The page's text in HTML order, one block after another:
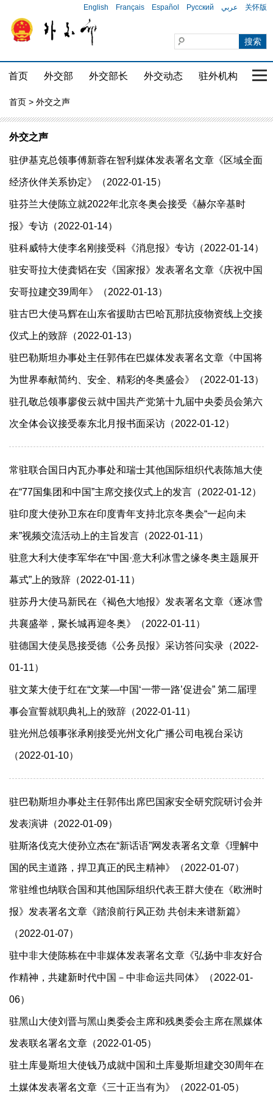
English Français Español Русский عربي 关怀版
首页 外交部 外交部长 外交动态 驻外机构 国
首页 > 外交之声
外交之声
驻伊基克总领事傅新蓉在智利媒体发表署名文章《区域全面
经济伙伴关系协定》（2022-01-15）
驻芬兰大使陈立就2022年北京冬奥会接受《赫尔辛基时
报》专访（2022-01-14）
驻科威特大使李名刚接受科《消息报》专访（2022-01-14）
驻安哥拉大使龚韬在安《国家报》发表署名文章《庆祝中国
安哥拉建交39周年》（2022-01-13）
驻古巴大使马辉在山东省援助古巴哈瓦那抗疫物资线上交接
仪式上的致辞（2022-01-13）
驻巴勒斯坦办事处主任郭伟在巴媒体发表署名文章《中国将
为世界奉献简约、安全、精彩的冬奥盛会》（2022-01-13）
驻孔敬总领事廖俊云就中国共产党第十九届中央委员会第六
次全体会议接受泰东北月报书面采访（2022-01-12）
常驻联合国日内瓦办事处和瑞士其他国际组织代表陈旭大使
在“77国集团和中国”主席交接仪式上的发言（2022-01-12）
驻印度大使孙卫东在印度青年支持北京冬奥会“一起向未
来”视频交流活动上的主旨发言（2022-01-11）
驻意大利大使李军华在“中国·意大利冰雪之缘冬奥主题展开
幕式”上的致辞（2022-01-11）
驻苏丹大使马新民在《褐色大地报》发表署名文章《逐冰雪
共襄盛举，聚长城再迎冬奥》（2022-01-11）
驻德国大使吴恳接受德《公务员报》采访答问实录（2022-
01-11）
驻文莱大使于红在“文莱—中国‘一带一路’促进会” 第二届理
事会宣誓就职典礼上的致辞（2022-01-11）
驻光州总领事张承刚接受光州文化广播公司电视台采访
（2022-01-10）
驻巴勒斯坦办事处主任郭伟出席巴国家安全研究院研讨会并
发表演讲（2022-01-09）
驻斯洛伐克大使孙立杰在“新话语”网发表署名文章《理解中
国的民主道路，捍卫真正的民主精神》（2022-01-07）
常驻维也纳联合国和其他国际组织代表王群大使在《欧洲时
报》发表署名文章《踏浪前行风正劲 共创未来谱新篇》
（2022-01-07）
驻中非大使陈栋在中非媒体发表署名文章《弘扬中非友好合
作精神，共建新时代中国－中非命运共同体》（2022-01-
06）
驻黑山大使刘晋与黑山奥委会主席和残奥委会主席在黑媒体
发表联名署名文章（2022-01-05）
驻土库曼斯坦大使钱乃成就中国和土库曼斯坦建交30周年在
土媒体发表署名文章《三十正当有为》（2022-01-05）